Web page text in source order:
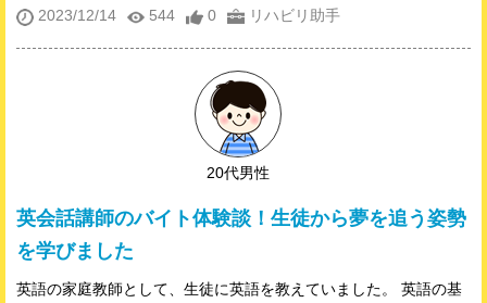
2023/12/14 544 0 リハビリ助手
20代男性
英会話講師のバイト体験談！生徒から夢を追う姿勢
を学びました
英語の家庭教師として、生徒に英語を教えていました。 英語の基